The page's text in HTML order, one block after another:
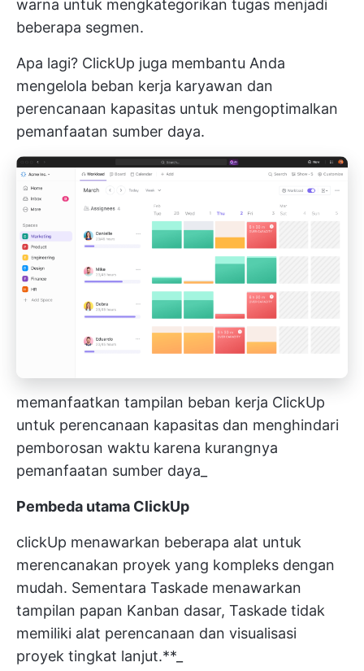
warna untuk mengkategorikan tugas menjadi
beberapa segmen.
Apa lagi? ClickUp juga membantu Anda
mengelola beban kerja karyawan dan
perencanaan kapasitas untuk mengoptimalkan
pemanfaatan sumber daya.
memanfaatkan tampilan beban kerja ClickUp
untuk perencanaan kapasitas dan menghindari
pemborosan waktu karena kurangnya
pemanfaatan sumber daya_
Pembeda utama ClickUp
clickUp menawarkan beberapa alat untuk
merencanakan proyek yang kompleks dengan
mudah. Sementara Taskade menawarkan
tampilan papan Kanban dasar, Taskade tidak
memiliki alat perencanaan dan visualisasi
proyek tingkat lanjut.**_